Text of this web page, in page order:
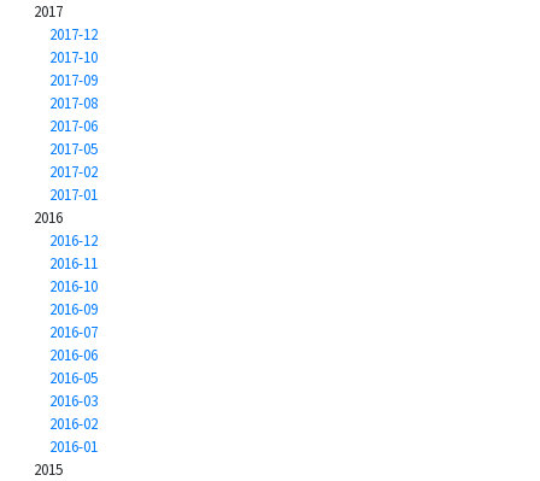
2017
2017-12
2017-10
2017-09
2017-08
2017-06
2017-05
2017-02
2017-01
2016
2016-12
2016-11
2016-10
2016-09
2016-07
2016-06
2016-05
2016-03
2016-02
2016-01
2015